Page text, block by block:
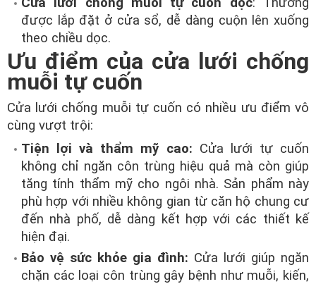
được lắp đặt ở cửa sổ, dễ dàng cuộn lên xuống
theo chiều dọc.
Ưu điểm của cửa lưới chống
muỗi tự cuốn
Cửa lưới chống muỗi tự cuốn có nhiều ưu điểm vô
cùng vượt trội:
Tiện lợi và thẩm mỹ cao: Cửa lưới tự cuốn
không chỉ ngăn côn trùng hiệu quả mà còn giúp
tăng tính thẩm mỹ cho ngôi nhà. Sản phẩm này
phù hợp với nhiều không gian từ căn hộ chung cư
đến nhà phố, dễ dàng kết hợp với các thiết kế
hiện đại.
Bảo vệ sức khỏe gia đình: Cửa lưới giúp ngăn
chặn các loại côn trùng gây bệnh như muỗi, kiến,